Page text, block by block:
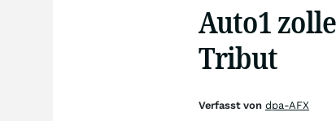
Auto1
Tribut
Verfasst von dpa-AFX